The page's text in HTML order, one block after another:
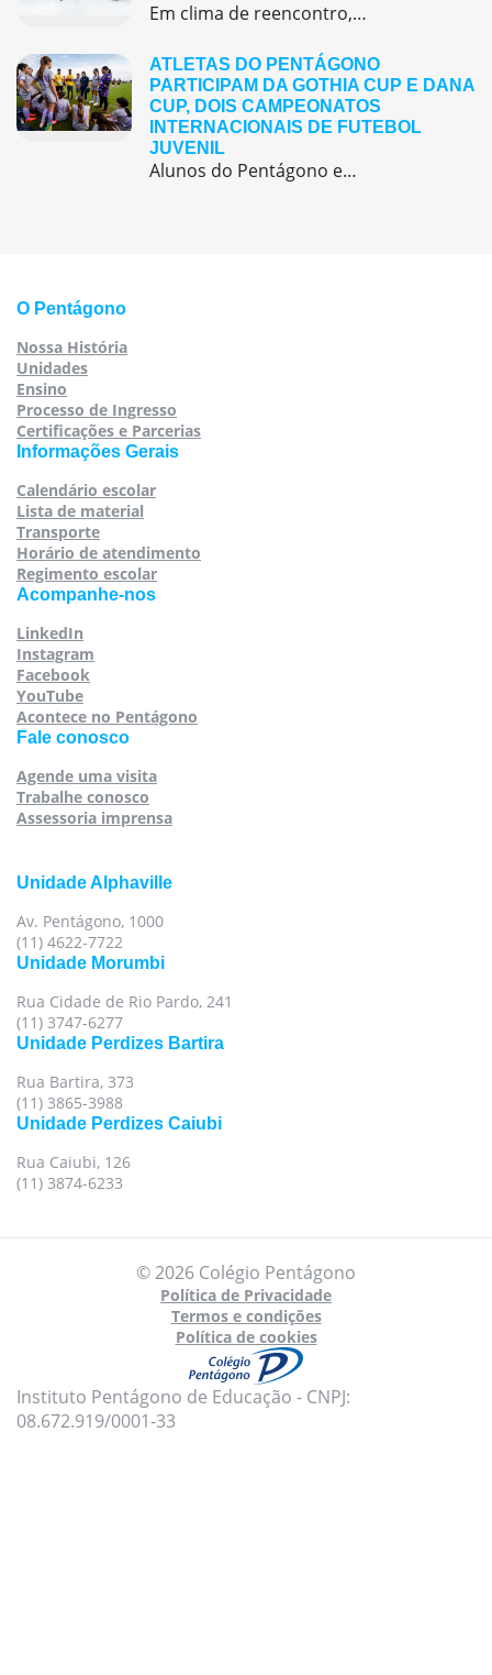
Em clima de reencontro, a equipe pedagógica participou da abertura do semestre letivo com treinamentos e simulação de emergência
ATLETAS DO PENTÁGONO
PARTICIPAM DA GOTHIA CUP E DANA
CUP, DOIS CAMPEONATOS
INTERNACIONAIS DE FUTEBOL
JUVENIL
Alunos do Pentágono embarcaram para a Europa, onde participaram de duas das maiores competições internacionais de futebol juvenil
O Pentágono
Nossa História
Unidades
Ensino
Processo de Ingresso
Certificações e Parcerias
Informações Gerais
Calendário escolar
Lista de material
Transporte
Horário de atendimento
Regimento escolar
Acompanhe-nos
LinkedIn
Instagram
Facebook
YouTube
Acontece no Pentágono
Fale conosco
Agende uma visita
Trabalhe conosco
Assessoria imprensa
Unidade Alphaville
Av. Pentágono, 1000
(11) 4622-7722
Unidade Morumbi
Rua Cidade de Rio Pardo, 241
(11) 3747-6277
Unidade Perdizes Bartira
Rua Bartira, 373
(11) 3865-3988
Unidade Perdizes Caiubi
Rua Caiubi, 126
(11) 3874-6233
© 2026 Colégio Pentágono
Política de Privacidade
Termos e condições
Política de cookies
Instituto Pentágono de Educação - CNPJ:
08.672.919/0001-33